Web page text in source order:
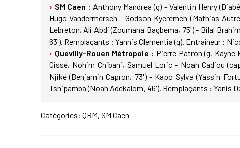
SM Caen : Anthony Mandrea (g) - Valentin Henry
Hugo Vandermersch - Godson Kyeremeh (Mathias
Lebreton, Ali Abdi (Zoumana Bagbema, 75') - Bilal
63'). Remplaçants : Yannis Clementia (g). Entraîneur :
Quevilly-Rouen Métropole : Pierre Patron (g, Kayne
Cissé, Nohim Chibani, Samuel Loric - Noah Cadiou
Njiké (Benjamin Capron, 73') - Kapo Sylva (Yassin
Tshipamba (Noah Adekalom, 46'). Remplaçants : Yanis
Catégories: QRM, SM Caen